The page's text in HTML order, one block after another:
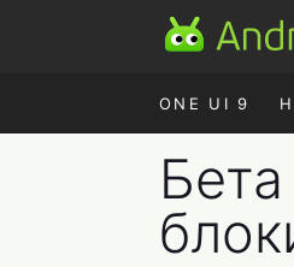
ONE UI 9